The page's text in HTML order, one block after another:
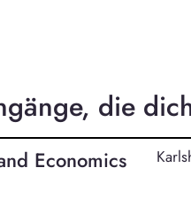
die
Economics